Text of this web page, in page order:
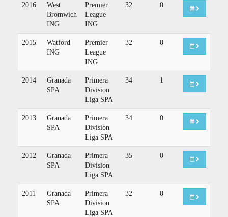
2016
West
Bromwich
ING
Premier
League
ING
32 0
2015
Watford
ING
Premier
League
ING
32 0
2014
Granada
SPA
Primera
Division
Liga SPA
34 1
2013
Granada
SPA
Primera
Division
Liga SPA
34 0
2012
Granada
SPA
Primera
Division
Liga SPA
35 0
2011
Granada
SPA
Primera
Division
Liga SPA
32 0